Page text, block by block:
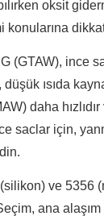
oksit
konularına
(GTAW), ince
ısıda
daha
saclar için,
ve 5356
ana